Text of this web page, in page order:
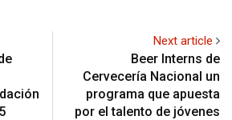
Next article
Beer Interns de
Cervecería Nacional un
programa que apuesta
por el talento de jóvenes